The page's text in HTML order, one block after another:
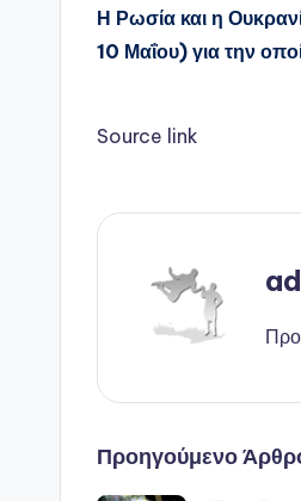
Η Ρωσία και η
10 Μαΐου) για την
Source link
Προηγούμενο